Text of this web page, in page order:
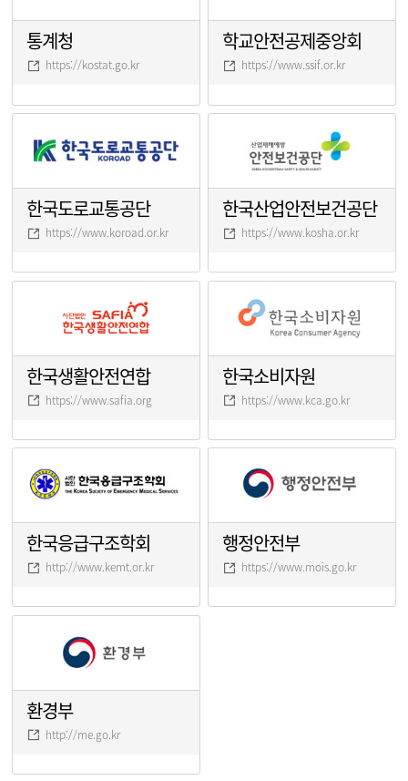
통계청
https://kostat.go.kr
학교안전공제중앙회
https://www.ssif.or.kr
한국도로교통공단
https://www.koroad.or.kr
한국산업안전보건공단
https://www.kosha.or.kr
한국생활안전연합
https://www.safia.org
한국소비자원
https://www.kca.go.kr
한국응급구조학회
http://www.kemt.or.kr
행정안전부
https://www.mois.go.kr
환경부
http://me.go.kr